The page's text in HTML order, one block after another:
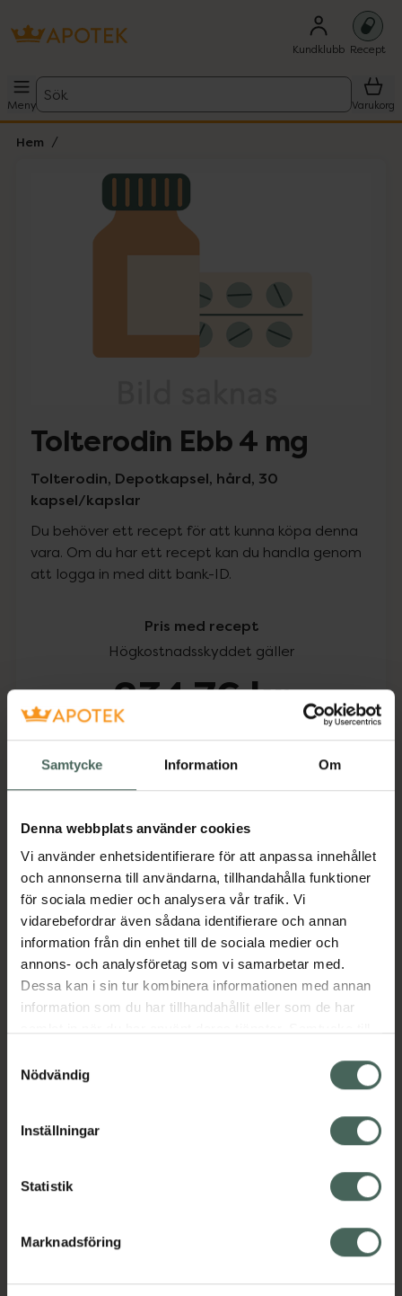
Samtycke Information Om
Denna webbplats använder cookies
Vi använder enhetsidentifierare för att anpassa innehållet
och annonserna till användarna, tillhandahålla funktioner
för sociala medier och analysera vår trafik. Vi
vidarebefordrar även sådana identifierare och annan
information från din enhet till de sociala medier och
annons- och analysföretag som vi samarbetar med.
Dessa kan i sin tur kombinera informationen med annan
information som du har tillhandahållit eller som de har
återkalla ditt samtycke via webbplatsens
cookieinställningar. Ett återkallat samtycke påverkar inte
lagligheten av behandling som skett innan återkallelsen.
Nödvändig
Inställningar
Statistik
Marknadsföring
Kundklubb Recept
Meny
Sök
Varukorg
Hem
Lista: . Innehåller 1 objekt.
Tolterodin Ebb 4 mg
Tolterodin, Depotkapsel, hård, 30
kapsel/kapslar
Du behöver ett recept för att kunna köpa denna
vara. Om du har ett recept kan du handla genom
att logga in med ditt bank-ID.
Pris med recept
Högkostnadsskyddet gäller
234,76 kr
Aktuella erbjudanden
Beskrivning
Läs alltid bipacksedeln innan
användning.
Kronans Apotek finns här för dig. Du hittar oss från Skåne i
syd till Lappland i norr, och online i mobilen och på
datorn. Oavsett vem du är så är det vårt uppdrag att
med oss.
Kundservice